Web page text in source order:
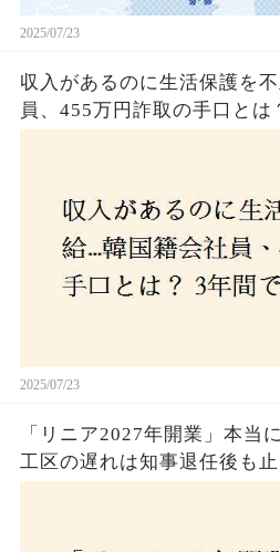
2025/07/23
収入があるのに生活保護を
員、455万円詐取の手口とは
2025/07/23
「リニア2027年開業」本当
工区の遅れは知事退任後も